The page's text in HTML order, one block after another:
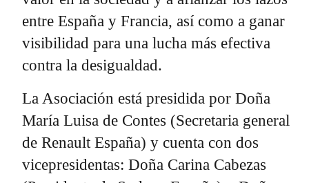
entre España y Francia, así como a ganar
visibilidad para una lucha más efectiva
contra la desigualdad.
La Asociación está presidida por Doña
María Luisa de Contes (Secretaria general
de Renault España) y cuenta con dos
vicepresidentas: Doña Carina Cabezas